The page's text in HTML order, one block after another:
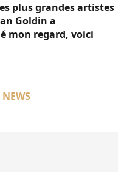
plus grandes artistes
Goldin a
mon regard, voici